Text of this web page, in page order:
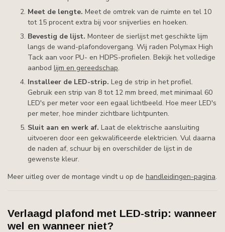
Meet de lengte. Meet de omtrek van de ruimte en tel 10
tot 15 procent extra bij voor snijverlies en hoeken.
Bevestig de lijst. Monteer de sierlijst met geschikte lijm
langs de wand-plafondovergang. Wij raden Polymax High
Tack aan voor PU- en HDPS-profielen. Bekijk het volledige
aanbod lijm en gereedschap.
Installeer de LED-strip. Leg de strip in het profiel.
Gebruik een strip van 8 tot 12 mm breed, met minimaal 60
LED's per meter voor een egaal lichtbeeld. Hoe meer LED's
per meter, hoe minder zichtbare lichtpunten.
Sluit aan en werk af. Laat de elektrische aansluiting
uitvoeren door een gekwalificeerde elektricien. Vul daarna
de naden af, schuur bij en overschilder de lijst in de
gewenste kleur.
Meer uitleg over de montage vindt u op de handleidingen-pagina.
Verlaagd plafond met LED-strip: wanneer
wel en wanneer niet?